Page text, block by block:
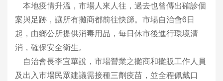
本地疫情升溫，市場人來人往，過去也曾傳出確診個
案與足跡，讓所有攤商都前往快篩。市場自治會6日
起，由鄉公所提供消毒用品，每日休市後進行環境清
消，確保安全衛生。
自治會長李宜華說，市場營業之攤商和攤販工作人員
及出入市場民眾建議需接種三劑疫苗，並全程佩戴口